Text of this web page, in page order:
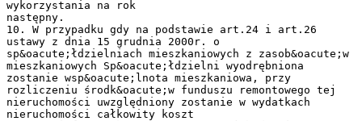
wykorzystania na rok
następny.
10. W przypadku gdy na podstawie art.24 i art.26
ustawy z dnia 15 grudnia 2000r. o
sp&oacute;łdzielniach mieszkaniowych z zasob&oacute;w
mieszkaniowych Sp&oacute;łdzielni wyodrębniona
zostanie wsp&oacute;lnota mieszkaniowa, przy
rozliczeniu środk&oacute;w funduszu remontowego tej
nieruchomości uwzględniony zostanie w wydatkach
nieruchomości całkowity koszt